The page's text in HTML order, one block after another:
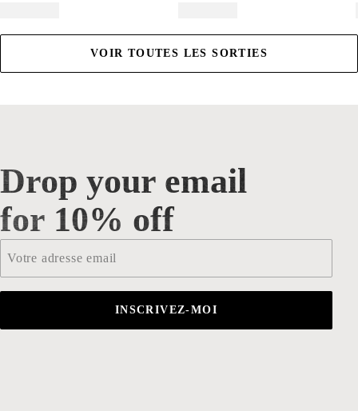
VOIR TOUTES LES SORTIES
Drop your email for 10% off
Drop your email
for 10% off
INSCRIVEZ-MOI